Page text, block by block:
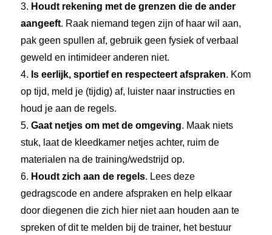
3. Houdt rekening met de grenzen die de ander
aangeeft. Raak niemand tegen zijn of haar wil aan,
pak geen spullen af, gebruik geen fysiek of verbaal
geweld en intimideer anderen niet.
4. Is eerlijk, sportief en respecteert afspraken. Kom
op tijd, meld je (tijdig) af, luister naar instructies en
houd je aan de regels.
5.Gaat netjes om met de omgeving. Maak niets
stuk, laat de kleedkamer netjes achter, ruim de
materialen na de training/wedstrijd op.
6. Houdt zich aan de regels. Lees deze
gedragscode en andere afspraken en help elkaar
door diegenen die zich hier niet aan houden aan te
spreken of dit te melden bij de trainer, het bestuur